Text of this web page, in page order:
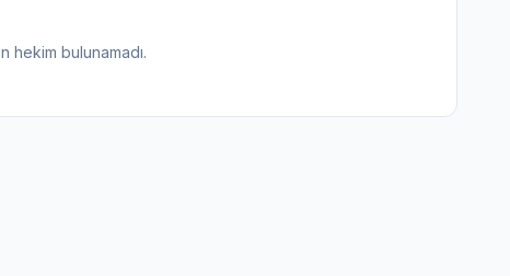
bulunamadı.